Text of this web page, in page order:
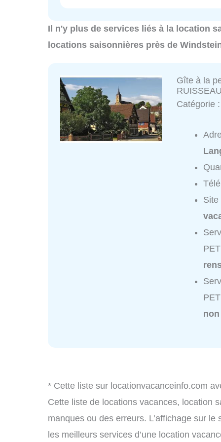
Il n'y plus de services liés à la location
locations saisonnières près de
Gîte à la
Catégorie
* Cette liste sur locationvacanceinfo.com
Cette liste de locations vacances, location
manques ou des erreurs. L’affichage sur
les meilleurs services d’une location